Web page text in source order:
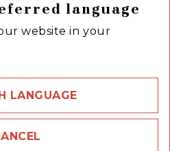
language
website in your
LANGUAGE